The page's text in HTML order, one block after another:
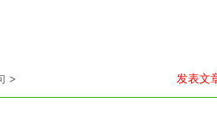
> 发表文